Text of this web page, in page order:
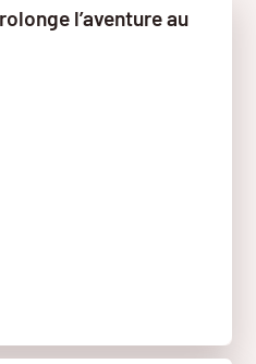
l’aventure au